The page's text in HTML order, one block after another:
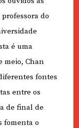
do
é uma
meio, Chan
fontes
entre os
de final de
fomenta o